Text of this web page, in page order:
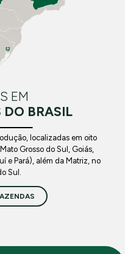
EM
DO BRASIL
localizadas em oito
Grosso do Sul, Goiás,
e Pará), além da Matriz, no
Sul.